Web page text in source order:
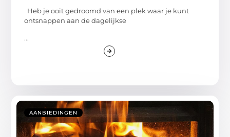
Heb je ooit gedroomd van een plek waar je kunt
ontsnappen aan de dagelijkse
...
AANBIEDINGEN